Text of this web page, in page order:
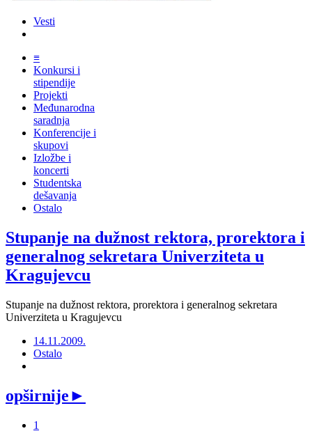
Vesti
≡
Konkursi i
stipendije
Projekti
Međunarodna
saradnja
Konferencije i
skupovi
Izložbe i
koncerti
Studentska
dešavanja
Ostalo
Stupanje na dužnost rektora, prorektora i
generalnog sekretara Univerziteta u
Kragujevcu
Stupanje na dužnost rektora, prorektora i generalnog sekretara
Univerziteta u Kragujevcu
14.11.2009.
Ostalo
opširnije►
1